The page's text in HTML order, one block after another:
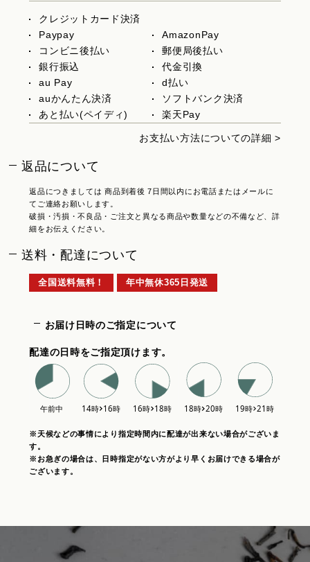
クレジットカード決済
Paypay
AmazonPay
コンビニ後払い
郵便局後払い
銀行振込
代金引換
au Pay
d払い
auかんたん決済
ソフトバンク決済
あと払い(ペイディ)
楽天Pay
お支払い方法についての詳細 >
返品について
返品につきましては 商品到着後 7日間以内にお電話またはメールに
てご連絡お願いします。
破損・汚損・不良品・ご注文と異なる商品や数量などの不備など、詳
細をお伝えください。
送料・配達について
全国送料無料！ 年中無休365日発送
お届け日時のご指定について
配達の日時をご指定頂けます。
※天候などの事情により指定時間内に配達が出来ない場合がございま
す。
※お急ぎの場合は、日時指定がない方がより早くお届けできる場合が
ございます。